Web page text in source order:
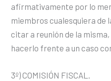
afirmativamente por lo
miembros cualesquiera de
citar a reunión de la
hacerlo frente a un caso
3º) COMISIÓN FISCAL.